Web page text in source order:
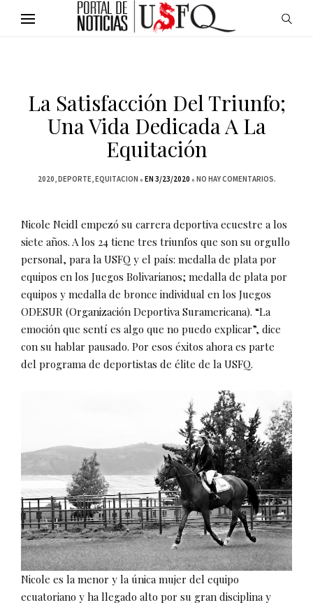
La Satisfacción Del Triunfo;
Una Vida Dedicada A La
Equitación
2020 DEPORTE EQUITACION EN 3/23/2020 NO HAY COMENTARIOS.
Nicole Neidl empezó su carrera deportiva ecuestre a los
siete años. A los 24 tiene tres triunfos que son su orgullo
personal, para la USFQ y el país: medalla de plata por
equipos en los Juegos Bolivarianos; medalla de plata por
equipos y medalla de bronce individual en los Juegos
ODESUR (Organización Deportiva Suramericana). “La
emoción que sentí es algo que no puedo explicar”, dice
con su hablar pausado. Por esos éxitos ahora es parte
del programa de deportistas de élite de la USFQ.
Nicole es la menor y la única mujer del equipo
ecuatoriano y ha llegado alto por su gran disciplina y